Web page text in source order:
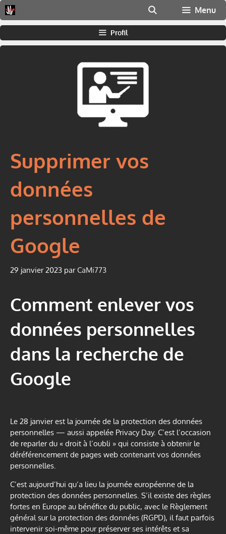
Aller
au
contenu
Menu
Profil
Supprimer vos
données
personnelles de
Google
29 janvier 2023 parCaMi773
Comment enlever vos
données personnelles
dans la recherche de
Google
Le 28 janvier est la journée de la protection des données
personnelles — aussi appelée Privacy Day. C’est l’occasion
de reparler du « droit à l’oubli » qui consiste à obtenir le
déréférencement de pages web contenant vos données
personnelles.
C’est aujourd’hui qu’a lieu la journée européenne de la
protection des données personnelles. S’il existe des règles
fortes en Europe au bénéfice du public, avec le Règlement
général sur la protection des données (RGPD), il faut parfois
intervenir soi-même pour préserver ses intérêts et sa